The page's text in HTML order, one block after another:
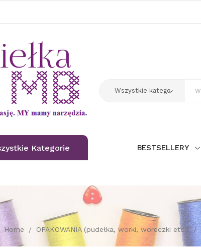
Kategorie BESTSELLERY
Home OPAKOWANIA (pudełka, worki, woreczki etc.)